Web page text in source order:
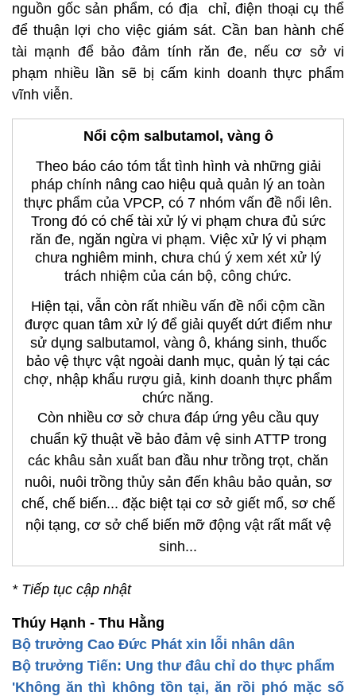
nguồn gốc sản phẩm, có địa chỉ, điện thoại cụ thể
để thuận lợi cho việc giám sát. Cần ban hành chế
tài mạnh để bảo đảm tính răn đe, nếu cơ sở vi
phạm nhiều lần sẽ bị cấm kinh doanh thực phẩm
vĩnh viễn.
Nổi cộm salbutamol, vàng ô
Theo báo cáo tóm tắt tình hình và những giải
pháp chính nâng cao hiệu quả quản lý an toàn
thực phẩm của VPCP, có 7 nhóm vấn đề nổi lên.
Trong đó có chế tài xử lý vi phạm chưa đủ sức
răn đe, ngăn ngừa vi phạm. Việc xử lý vi phạm
chưa nghiêm minh, chưa chú ý xem xét xử lý
trách nhiệm của cán bộ, công chức.
Hiện tại, vẫn còn rất nhiều vấn đề nổi cộm cần
được quan tâm xử lý để giải quyết dứt điểm như
sử dụng salbutamol, vàng ô, kháng sinh, thuốc
bảo vệ thực vật ngoài danh mục, quản lý tại các
chợ, nhập khẩu rượu giả, kinh doanh thực phẩm
chức năng.
Còn nhiều cơ sở chưa đáp ứng yêu cầu quy
chuẩn kỹ thuật về bảo đảm vệ sinh ATTP trong
các khâu sản xuất ban đầu như trồng trọt, chăn
nuôi, nuôi trồng thủy sản đến khâu bảo quản, sơ
chế, chế biến... đặc biệt tại cơ sở giết mổ, sơ chế
nội tạng, cơ sở chế biến mỡ động vật rất mất vệ
sinh...
* Tiếp tục cập nhật
Thúy Hạnh - Thu Hằng
Bộ trưởng Cao Đức Phát xin lỗi nhân dân
Bộ trưởng Tiến: Ung thư đâu chỉ do thực phẩm
'Không ăn thì không tồn tại, ăn rồi phó mặc số